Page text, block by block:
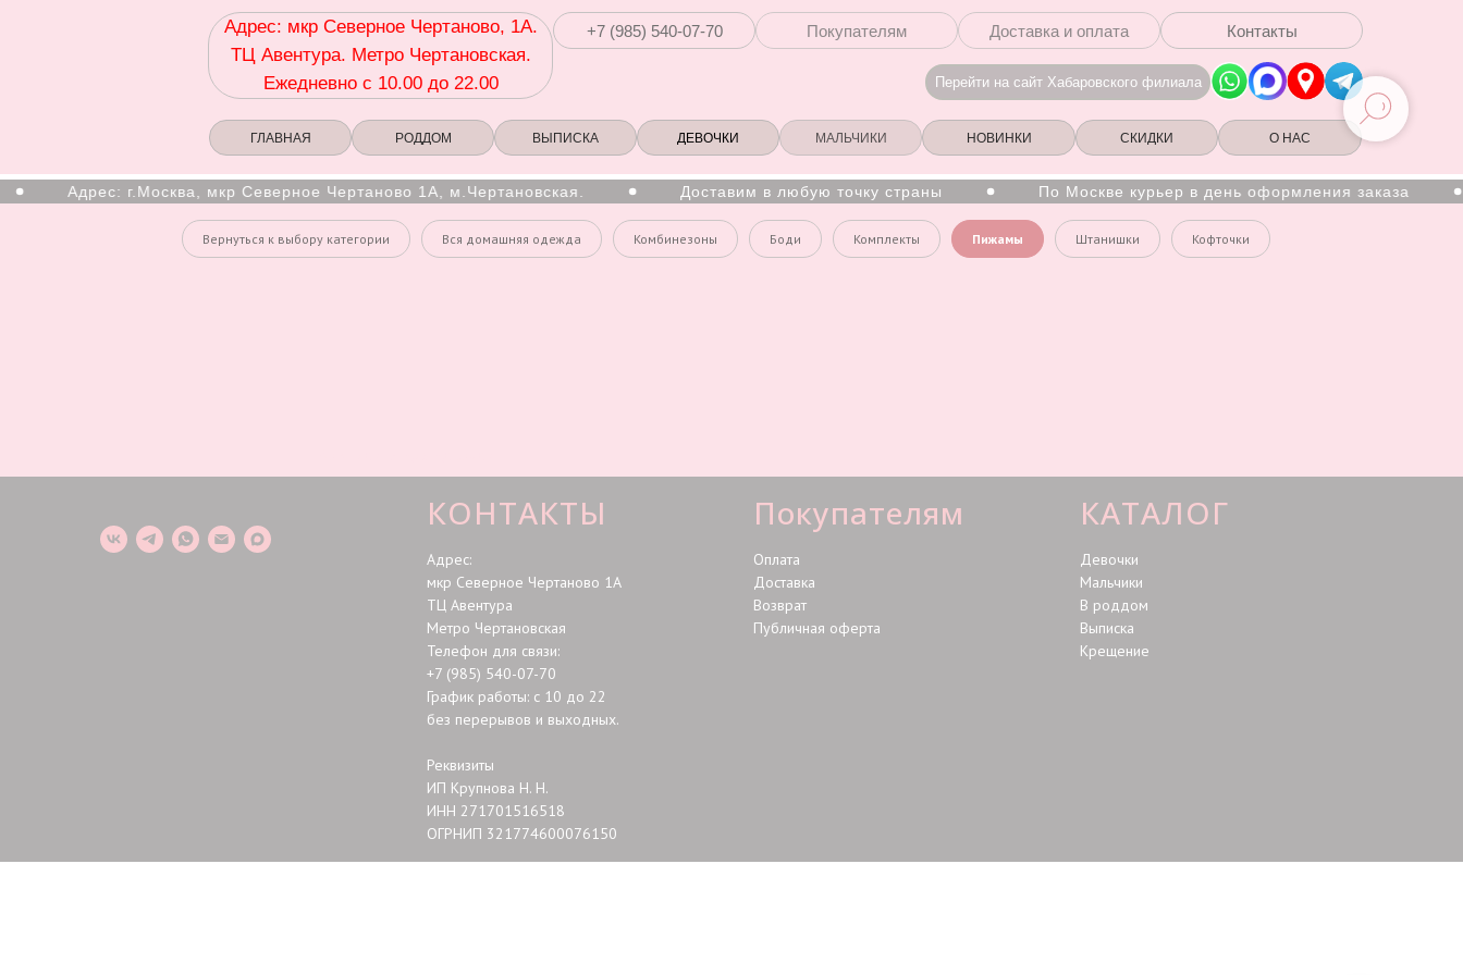
ДЕВОЧКИ МАЛЬЧИКИ СКИДКИ
Покупателям Доставка и оплата Контакты
+7 (985) 540-07-70
НОВИНКИ О НАС
Адрес: мкр Северное Чертаново, 1А.
ТЦ Авентура. Метро Чертановская.
Ежедневно с 10.00 до 22.00
ГЛАВНАЯ ВЫПИСКА
Перейти на сайт Хабаровского филиала
РОДДОМ
Адрес: г.Москва, мкр Северное Чертаново 1А, м.Чертановская. Доставим в любую точку страны По Москве курьер в день оформления заказа
Вернуться к выбору категории Вся домашняя одежда Комбинезоны Боди Комплекты Пижамы Штанишки Кофточки
КОНТАКТЫ
Адрес:
мкр Северное Чертаново 1А
ТЦ Авентура
Метро Чертановская
Телефон для связи:
+7 (985) 540-07-70
График работы: с 10 до 22
без перерывов и выходных.
Реквизиты
ИП Крупнова Н. Н.
ИНН 271701516518
ОГРНИП 321774600076150
Покупателям
Оплата
Доставка
Возврат
Публичная оферта
КАТАЛОГ
Девочки
Мальчики
В роддом
Выписка
Крещение